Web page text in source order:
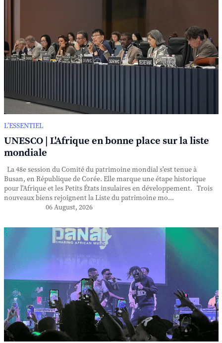
L’ESSENTIEL
UNESCO | L'Afrique en bonne place sur la liste
mondiale
La 48e session du Comité du patrimoine mondial s'est tenue à
Busan, en République de Corée. Elle marque une étape historique
pour l'Afrique et les Petits États insulaires en développement. Trois
nouveaux biens rejoignent la Liste du patrimoine mo...
06 August, 2026